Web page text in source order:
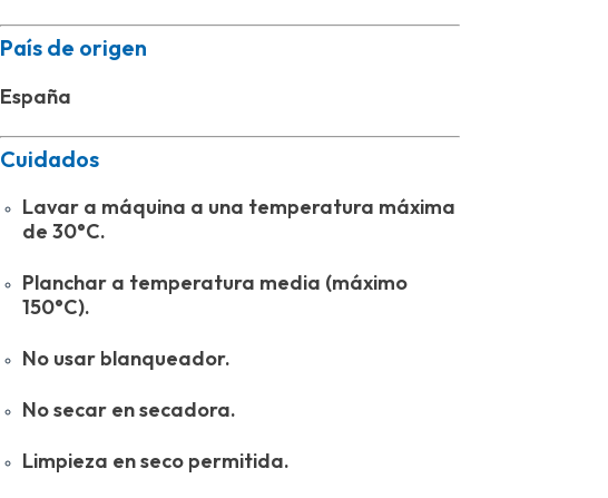
País de origen
España
Cuidados
Lavar a máquina a una temperatura máxima
de 30°C.
Planchar a temperatura media (máximo
150°C).
No usar blanqueador.
No secar en secadora.
Limpieza en seco permitida.